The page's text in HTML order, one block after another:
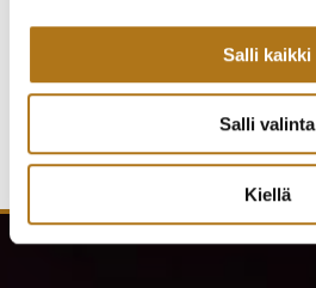
Salli kaikki
Salli valinta
Kiellä
190,00€